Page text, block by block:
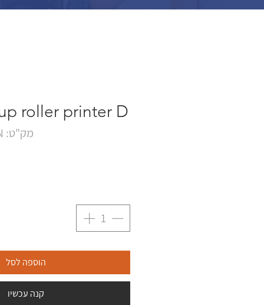
roller printer D
מק"ט: RM1-4426-000CN
הוספה לסל
קנה עכשיו